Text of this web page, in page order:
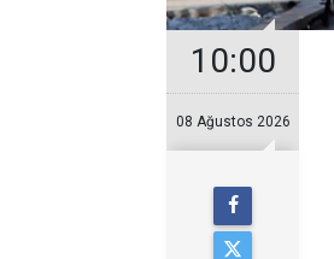
10:00
08 Ağustos 2026